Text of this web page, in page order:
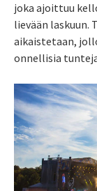
joka ajoittuu
lievään
aikaistetaan,
onnellisia